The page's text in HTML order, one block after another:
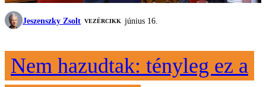
Jeszenszky Zsolt VEZÉRCIKK június 16.
Nem hazudtak: tényleg ez a